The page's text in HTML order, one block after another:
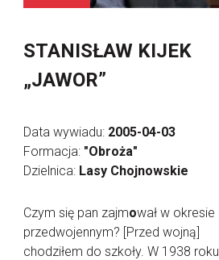
STANISŁAW KIJEK
„JAWOR”
Data wywiadu: 2005-04-03
Formacja: "Obroża"
Dzielnica: Lasy Chojnowskie
Czym się pan zajmował w okresie
przedwojennym? [Przed wojną]
chodziłem do szkoły. W 1938 roku